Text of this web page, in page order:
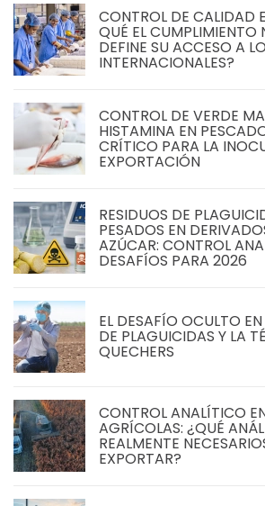
CONTROL DE CALIDAD
QUÉ EL CUMPLIMIENTO
DEFINE SU ACCESO A
INTERNACIONALES?
CONTROL DE VERDE
HISTAMINA EN
CRÍTICO PARA LA
EXPORTACIÓN
RESIDUOS DE
PESADOS EN
AZÚCAR: CONTROL
DESAFÍOS PARA 2026
EL DESAFÍO OCULTO
DE PLAGUICIDAS Y LA
QUECHERS
CONTROL ANALÍTICO
AGRÍCOLAS: ¿QUÉ
REALMENTE
EXPORTAR?